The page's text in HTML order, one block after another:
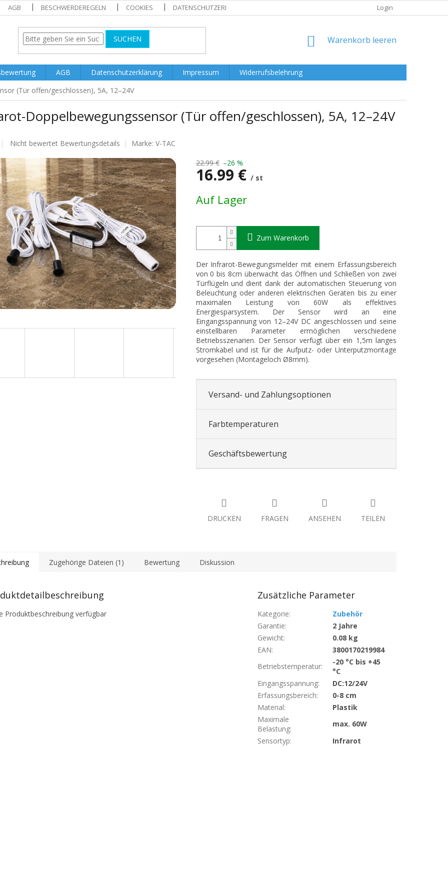
AGB BESCHWERDEREGELN COOKIES DATENSCHUTZERKLÄRUNG Login
SUCHEN WARENKORB
Warenkorb leeren
AGB Datenschutzerklärung Impressum
Widerrufsbelehrung
(Tür offen/geschlossen), 5A, 12–24V
Doppelbewegungssensor (Tür offen/geschlossen), 5A, 12–24V
Die
Produktbewertung
ist
0.0
von
5
Sternen.
Nicht bewertet Bewertungsdetails Marke: V-TAC
22.99 € –26 %
16.99 € / st
Auf Lager
Zum Warenkorb
Der Infrarot-Bewegungsmelder mit einem Erfassungsbereich
von 0 bis 8cm überwacht das Öffnen und Schließen von zwei
Türflügeln und dient dank der automatischen Steuerung von
Beleuchtung oder anderen elektrischen Geräten bis zu einer
maximalen Leistung von 60W als effektives
Energiesparsystem. Der Sensor wird an eine
Eingangsspannung von 12–24V DC angeschlossen und seine
einstellbaren Parameter ermöglichen verschiedene
Betriebsszenarien. Der Sensor verfügt über ein 1,5m langes
Stromkabel und ist für die Aufputz- oder Unterputzmontage
vorgesehen (Montageloch Ø8mm).
Versand- und Zahlungsoptionen
Farbtemperaturen
Geschäftsbewertung
DRUCKEN FRAGEN ANSEHEN TEILEN
Zugehörige Dateien (1) Bewertung Diskussion
Produktbeschreibung verfügbar
Zusätzliche Parameter
Kategorie:
Zubehör
Garantie:
2 Jahre
Gewicht:
0.08 kg
EAN:
3800170219984
Betriebstemperatur:
-20 °C bis +45
°C
Eingangsspannung:
DC:12/24V
Erfassungsbereich:
0-8 cm
Material:
Plastik
Maximale
Belastung:
max. 60W
Sensortyp: Infrarot